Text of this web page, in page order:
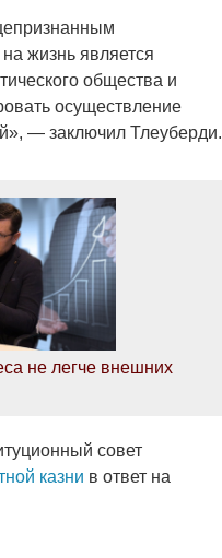
жизнь является
общества и
осуществление
— заключил Тлеуберди.
не легче внешних
совет
казни в ответ на